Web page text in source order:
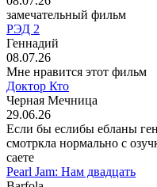
замечательный фильм
РЭД 2
Геннадий
08.07.26
Мне нравится этот фильм
Доктор Кто
Черная Мечница
29.06.26
Если бы еслибы ебланы
смотркла нормально с
саете
Pearl Jam: Нам двадцать